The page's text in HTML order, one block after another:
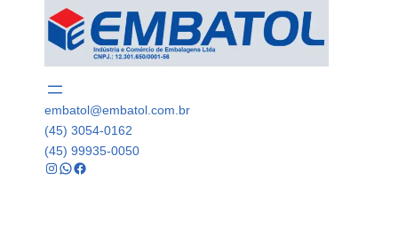
embatol@embatol.com.br
(45) 3054-0162
(45) 99935-0050
Instagram WhatsApp Facebook